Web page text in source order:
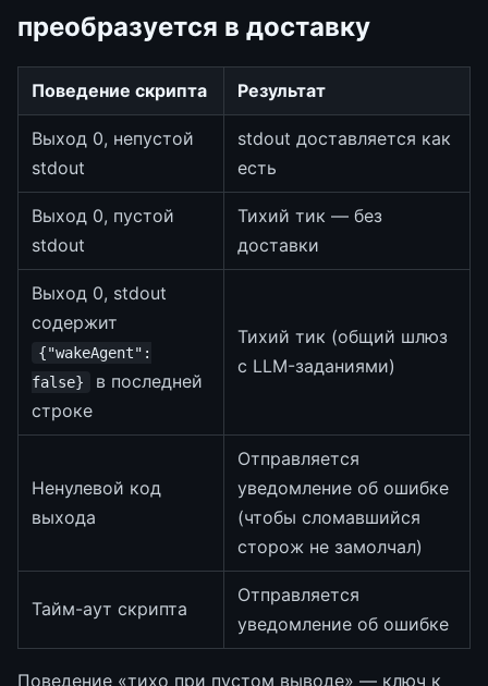
преобразуется в доставку
Поведение скрипта Результат
Выход 0, непустой
stdout
stdout доставляется как
есть
Выход 0, пустой
stdout
Тихий тик — без
доставки
Выход 0, stdout
содержит
{"wakeAgent":
false}
в последней
строке
Тихий тик (общий шлюз
с LLM-заданиями)
Ненулевой код
выхода
Отправляется
уведомление об ошибке
(чтобы сломавшийся
сторож не замолчал)
Тайм-аут скрипта
Отправляется
уведомление об ошибке
Поведение «тихо при пустом выводе» — ключ к